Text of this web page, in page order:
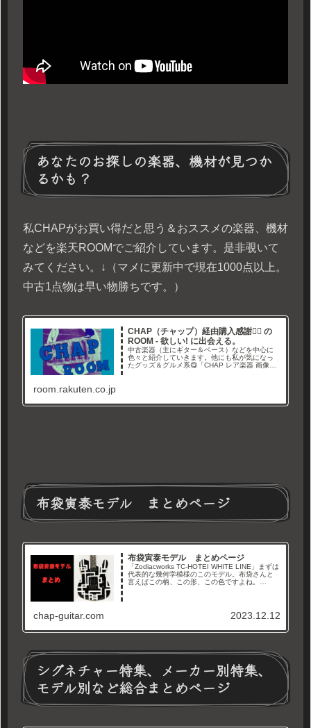
あなたのお探しの楽器、機材が見つか
るかも？
私CHAPがお買い得だと思う＆おススメの楽器、機材
などを楽天ROOMでご紹介しています。是非覗いて
みてください。↓（マメに更新中で現在1000点以上。
中古1点物は早い物勝ちです。）
CHAP（チャップ）経由購入感謝🙇‍♂ の
ROOM - 欲しい! に出会える。
中古楽器（主にギター＆ベース）などを中心に
色々と紹介していきます。他にも私が気になっ
たグッズ＆グルメ系😋「CHAP レア楽器 画像倉
room.rakuten.co.jp
布袋寅泰モデル まとめページ
布袋寅泰モデル まとめページ
「Zodiacworks TC-HOTEI WHITE LINE」まずは
代表的な幾何学模様のこのモデル。布袋さんと
言えばこの柄、この形、この色ですよね。
chap-guitar.com 2023.12.12
シグネチャー特集、メーカー別特集、
モデル別など総合まとめページ